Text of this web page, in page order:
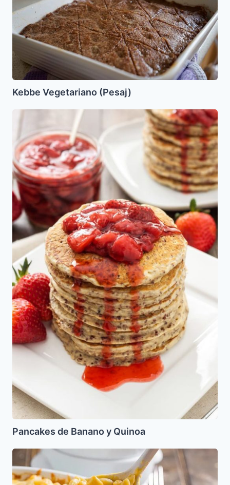
Kebbe Vegetariano (Pesaj)
Banano
Quinoa
Pancakes de Banano y Quinoa
Macarrones
con
Queso